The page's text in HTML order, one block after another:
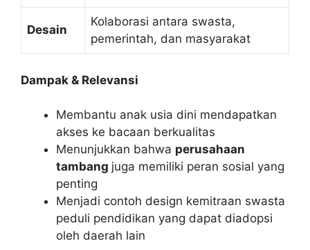
Desain
Kolaborasi antara swasta,
pemerintah, dan masyarakat
Dampak & Relevansi
Membantu anak usia dini mendapatkan
akses ke bacaan berkualitas
Menunjukkan bahwa perusahaan
tambang juga memiliki peran sosial yang
penting
Menjadi contoh design kemitraan swasta
peduli pendidikan yang dapat diadopsi
oleh daerah lain